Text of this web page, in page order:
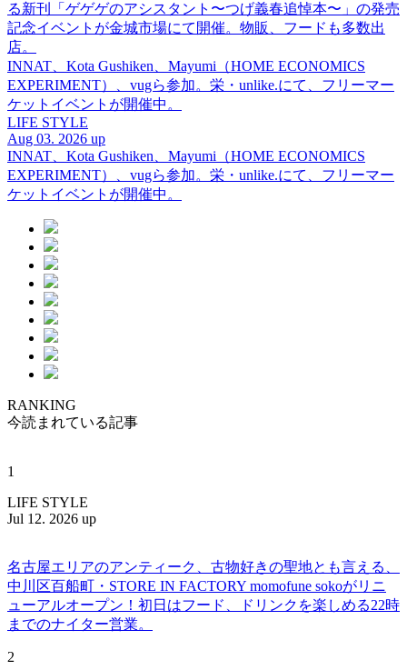
る新刊「ゲゲゲのアシスタント〜つげ義春追悼本〜」の発売
記念イベントが金城市場にて開催。物販、フードも多数出
店。
INNAT、Kota Gushiken、Mayumi（HOME ECONOMICS
EXPERIMENT）、vugら参加。栄・unlike.にて、フリーマー
ケットイベントが開催中。
LIFE STYLE
Aug 03. 2026 up
INNAT、Kota Gushiken、Mayumi（HOME ECONOMICS
EXPERIMENT）、vugら参加。栄・unlike.にて、フリーマー
ケットイベントが開催中。
RANKING
今読まれている記事
1
LIFE STYLE
Jul 12. 2026 up
名古屋エリアのアンティーク、古物好きの聖地とも言える、
中川区百船町・STORE IN FACTORY momofune sokoがリニ
ューアルオープン！初日はフード、ドリンクを楽しめる22時
までのナイター営業。
2